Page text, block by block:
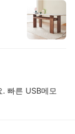
빠른 USB메모